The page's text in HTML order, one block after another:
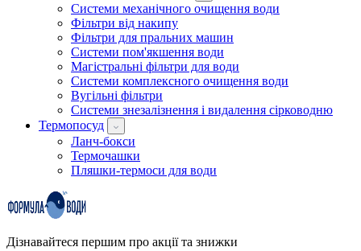
Системи механічного очищення води
Фільтри від накипу
Фільтри для пральних машин
Системи пом'якшення води
Магістральні фільтри для води
Системи комплексного очищення води
Вугільні фільтри
Системи знезалізнення і видалення сірководню
Термопосуд
Ланч-бокси
Термочашки
Пляшки-термоси для води
Дізнавайтеся першим про акції та знижки